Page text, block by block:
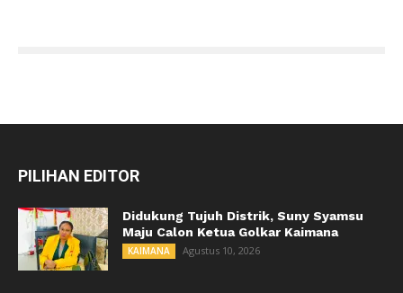
PILIHAN EDITOR
Didukung Tujuh Distrik, Suny Syamsu
Maju Calon Ketua Golkar Kaimana
KAIMANA Agustus 10, 2026